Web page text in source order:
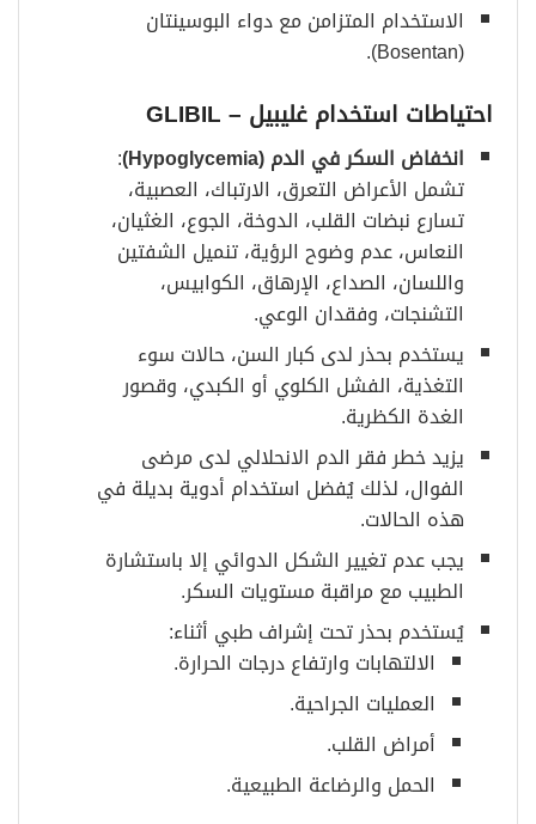
الاستخدام المتزامن مع دواء البوسينتان
(Bosentan).
احتياطات استخدام غليبيل – GLIBIL
انخفاض السكر في الدم(Hypoglycemia)
:
تشمل الأعراض التعرق، الارتباك، العصبية،
تسارع نبضات القلب، الدوخة، الجوع، الغثيان،
النعاس، عدم وضوح الرؤية، تنميل الشفتين
واللسان، الصداع، الإرهاق، الكوابيس،
التشنجات، وفقدان الوعي.
يستخدم بحذر لدى كبار السن، حالات سوء
التغذية، الفشل الكلوي أو الكبدي، وقصور
الغدة الكظرية.
يزيد خطر فقر الدم الانحلالي لدى مرضى
الفوال، لذلك يُفضل استخدام أدوية بديلة في
هذه الحالات.
يجب عدم تغيير الشكل الدوائي إلا باستشارة
الطبيب مع مراقبة مستويات السكر.
يُستخدم بحذر تحت إشراف طبي أثناء:
الالتهابات وارتفاع درجات الحرارة.
العمليات الجراحية.
أمراض القلب.
الحمل والرضاعة الطبيعية.